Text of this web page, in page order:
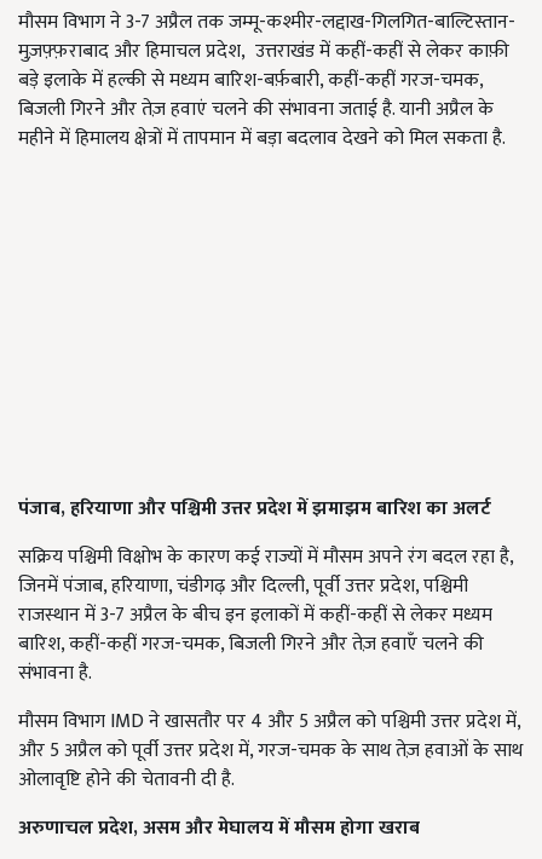
मौसम विभाग ने 3-7 अप्रैल तक जम्मू-कश्मीर-लद्दाख-गिलगित-बाल्टिस्तान-
मुज़फ़्फ़राबाद और हिमाचल प्रदेश, उत्तराखंड में कहीं-कहीं से लेकर काफ़ी
बड़े इलाके में हल्की से मध्यम बारिश-बर्फ़बारी, कहीं-कहीं गरज-चमक,
बिजली गिरने और तेज़ हवाएं चलने की संभावना जताई है. यानी अप्रैल के
महीने में हिमालय क्षेत्रों में तापमान में बड़ा बदलाव देखने को मिल सकता है.
पंजाब, हरियाणा और पश्चिमी उत्तर प्रदेश में झमाझम बारिश का अलर्ट
सक्रिय पश्चिमी विक्षोभ के कारण कई राज्यों में मौसम अपने रंग बदल रहा है,
जिनमें पंजाब, हरियाणा, चंडीगढ़ और दिल्ली, पूर्वी उत्तर प्रदेश, पश्चिमी
राजस्थान में 3-7 अप्रैल के बीच इन इलाकों में कहीं-कहीं से लेकर मध्यम
बारिश, कहीं-कहीं गरज-चमक, बिजली गिरने और तेज़ हवाएँ चलने की
संभावना है.
मौसम विभाग IMD ने खासतौर पर 4 और 5 अप्रैल को पश्चिमी उत्तर प्रदेश में,
और 5 अप्रैल को पूर्वी उत्तर प्रदेश में, गरज-चमक के साथ तेज़ हवाओं के साथ
ओलावृष्टि होने की चेतावनी दी है.
अरुणाचल प्रदेश, असम और मेघालय में मौसम होगा खराब